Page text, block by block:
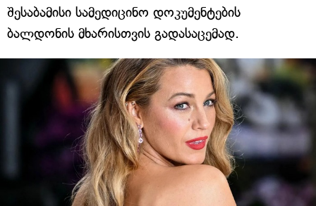
შესაბამისი სამედიცინო დოკუმენტების
ბალდონის მხარისთვის გადასაცემად.